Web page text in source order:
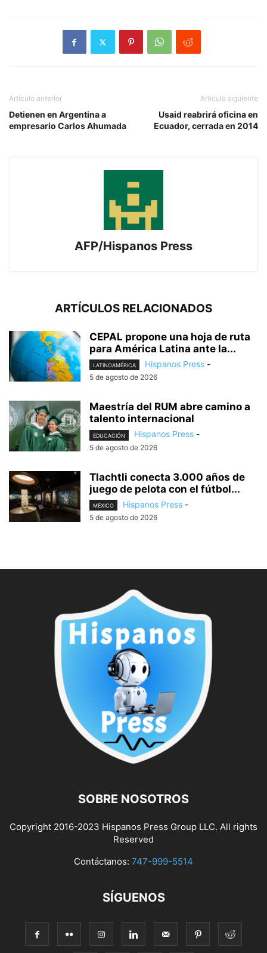
Artículo anterior
Detienen en Argentina a
empresario Carlos Ahumada
Artículo siguiente
Usaid reabrirá oficina en
Ecuador, cerrada en 2014
AFP/Hispanos Press
ARTÍCULOS RELACIONADOS
CEPAL propone una hoja de ruta
para América Latina ante la...
LATINOAMÉRICA Hispanos Press -
5 de agosto de 2026
Maestría del RUM abre camino a
talento internacional
EDUCACIÓN Hispanos Press -
5 de agosto de 2026
Tlachtli conecta 3.000 años de
juego de pelota con el fútbol...
MÉXICO Hispanos Press -
5 de agosto de 2026
SOBRE NOSOTROS
Copyright 2016-2023 Hispanos Press Group LLC. All rights
Reserved
Contáctanos: 747-999-5514
SÍGUENOS